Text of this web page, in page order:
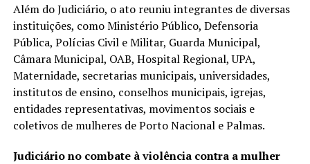
Além do Judiciário, o ato reuniu integrantes de diversas
instituições, como Ministério Público, Defensoria
Pública, Polícias Civil e Militar, Guarda Municipal,
Câmara Municipal, OAB, Hospital Regional, UPA,
Maternidade, secretarias municipais, universidades,
institutos de ensino, conselhos municipais, igrejas,
entidades representativas, movimentos sociais e
coletivos de mulheres de Porto Nacional e Palmas.
Judiciário no combate à violência contra a mulher